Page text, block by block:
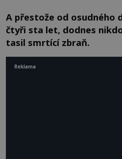
A přestože od osudného
čtyři sta let, dodnes
tasil smrtící zbraň.
Reklama